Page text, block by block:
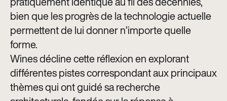
bien que les progrès de la technologie actuelle
permettent de lui donner n’importe quelle
forme.
Wines décline cette réflexion en explorant
différentes pistes correspondant aux principaux
thèmes qui ont guidé sa recherche